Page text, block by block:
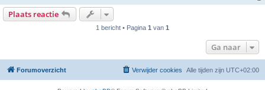
Plaats reactie
1 bericht • Pagina 1 van 1
Ga naar
Forumoverzicht Alle tijden zijn UTC+02:00
Verwijder cookies